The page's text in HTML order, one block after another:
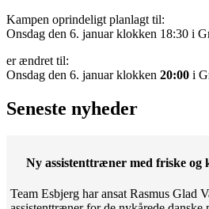
Kampen oprindeligt planlagt til:
Onsdag den 6. januar klokken 18:30 i
er ændret til:
Onsdag den 6. januar klokken 20:00 i
Seneste nyheder
Ny assistenttræner med friske og
Team Esbjerg har ansat Rasmus Glad